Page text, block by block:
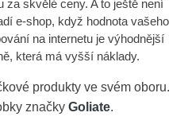
za skvělé ceny. A to ještě není
e-shop, když hodnota vašeho
na internetu je výhodnější
která má vyšší náklady.
produkty ve svém oboru.
značky Goliate.